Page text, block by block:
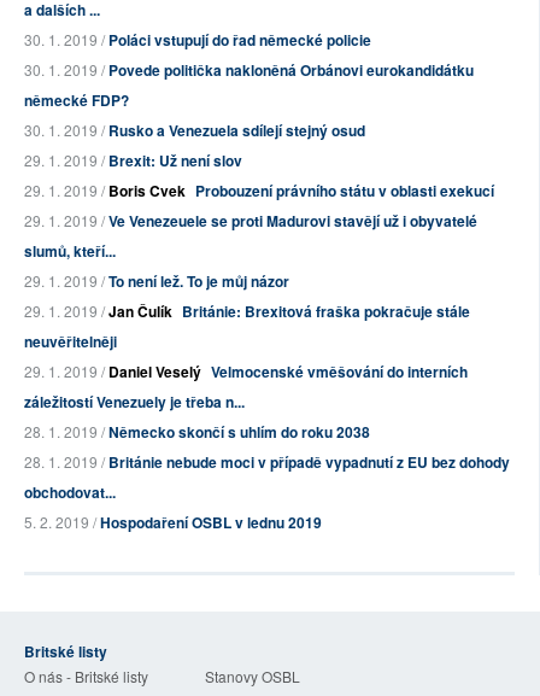
a dalších ...
30. 1. 2019 /Poláci vstupují do řad německé policie
30. 1. 2019 /Povede politička nakloněná Orbánovi eurokandidátku
německé FDP?
30. 1. 2019 /Rusko a Venezuela sdílejí stejný osud
29. 1. 2019 /Brexit: Už není slov
29. 1. 2019 /Boris Cvek Probouzení právního státu v oblasti exekucí
29. 1. 2019 /Ve Venezeuele se proti Madurovi stavějí už i obyvatelé
slumů, kteří...
29. 1. 2019 /To není lež. To je můj názor
29. 1. 2019 /Jan Čulík Británie: Brexitová fraška pokračuje stále
neuvěřitelněji
29. 1. 2019 /Daniel Veselý Velmocenské vměšování do interních
záležitostí Venezuely je třeba n...
28. 1. 2019 /Německo skončí s uhlím do roku 2038
28. 1. 2019 /Británie nebude moci v případě vypadnutí z EU bez dohody
obchodovat...
5. 2. 2019 /Hospodaření OSBL v lednu 2019
Britské listy
O nás - Britské listy
Stanovy OSBL